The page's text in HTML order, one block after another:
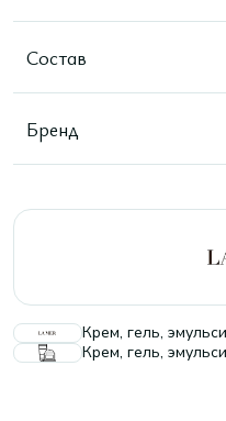
Состав
Бренд
Крем, гель,
Крем, гель,